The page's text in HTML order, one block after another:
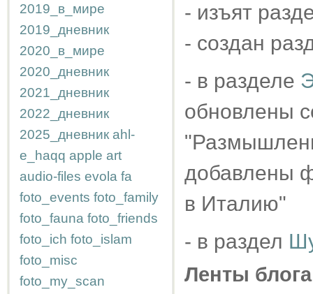
2019_в_мире
2019_дневник
2020_в_мире
2020_дневник
2021_дневник
2022_дневник
2025_дневник ahl-
e_haqq apple art
audio-files evola fa
foto_events foto_family
foto_fauna foto_friends
foto_ich foto_islam
foto_misc
foto_my_scan
- изъят
- создан
- в разделе
обновлены
добавлены
в Италию"
- в раздел
Ленты